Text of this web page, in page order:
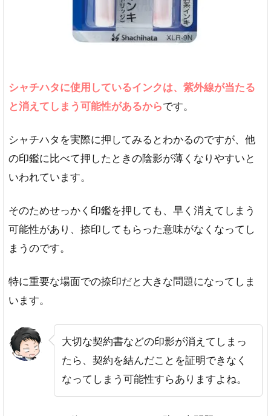
シャチハタに使用しているインクは、紫外線が当たる
と消えてしまう可能性があるからです。
シャチハタを実際に押してみるとわかるのですが、他
の印鑑に比べて押したときの陰影が薄くなりやすいと
いわれています。
そのためせっかく印鑑を押しても、早く消えてしまう
可能性があり、捺印してもらった意味がなくなってし
まうのです。
特に重要な場面での捺印だと大きな問題になってしま
います。
大切な契約書などの印影が消えてしまっ
たら、契約を結んだことを証明できなく
なってしまう可能性すらありますよね。